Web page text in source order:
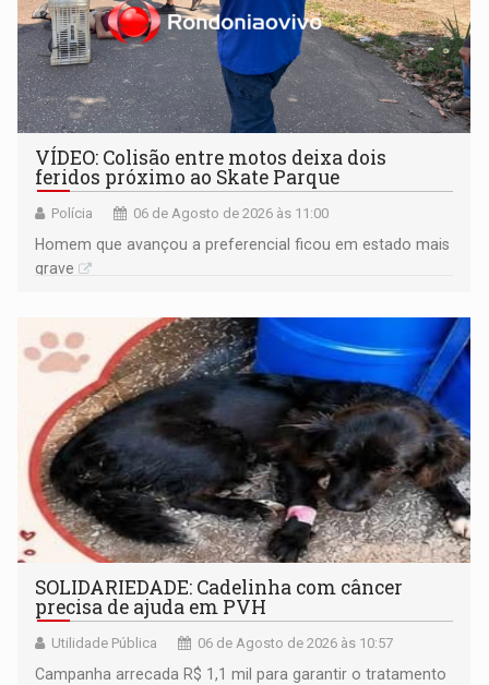
VÍDEO: Colisão entre motos deixa dois
feridos próximo ao Skate Parque
Polícia 06 de Agosto de 2026 às 11:00
Homem que avançou a preferencial ficou em estado mais
grave
SOLIDARIEDADE: Cadelinha com câncer
precisa de ajuda em PVH
Utilidade Pública 06 de Agosto de 2026 às 10:57
Campanha arrecada R$ 1,1 mil para garantir o tratamento